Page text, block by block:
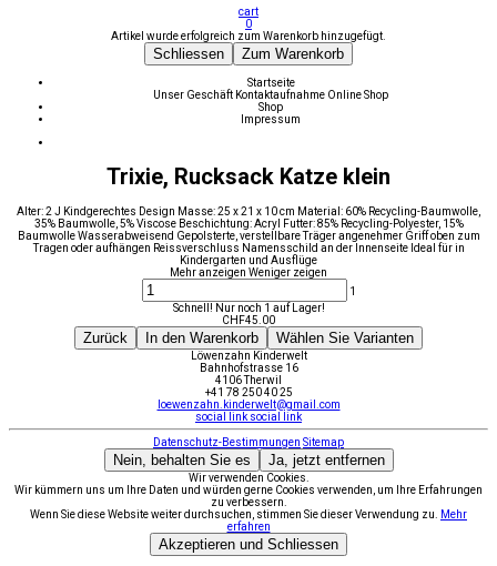
cart
0
Artikel wurde erfolgreich zum Warenkorb hinzugefügt.
Schliessen Zum Warenkorb
Startseite
Unser Geschäft Kontaktaufnahme Online Shop
Shop
Impressum
Trixie, Rucksack Katze klein
Alter: 2 J Kindgerechtes Design Masse: 25 x 21 x 10 cm Material: 60% Recycling-Baumwolle,
35% Baumwolle, 5% Viscose Beschichtung: Acryl Futter: 85% Recycling-Polyester, 15%
Baumwolle Wasserabweisend Gepolsterte, verstellbare Träger angenehmer Griff oben zum
Tragen oder aufhängen Reissverschluss Namensschild an der Innenseite Ideal für in
Kindergarten und Ausflüge
Mehr anzeigen Weniger zeigen
1
Schnell! Nur noch 1 auf Lager!
CHF45.00
Zurück In den Warenkorb Wählen Sie Varianten
Löwenzahn Kinderwelt
Bahnhofstrasse 16
4106 Therwil
+41 78 250 40 25
loewenzahn.kinderwelt@gmail.com
social link social link
Datenschutz-Bestimmungen Sitemap
Nein, behalten Sie es Ja, jetzt entfernen
Wir verwenden Cookies.
Wir kümmern uns um Ihre Daten und würden gerne Cookies verwenden, um Ihre Erfahrungen
zu verbessern.
Wenn Sie diese Website weiter durchsuchen, stimmen Sie dieser Verwendung zu.
Mehr
erfahren
Akzeptieren und Schliessen